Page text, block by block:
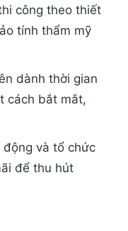
công theo thiết
tính thẩm mỹ
dành thời gian
cách bắt mắt,
và tổ chức
để thu hút